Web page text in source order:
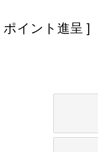
ポイント進呈 ]